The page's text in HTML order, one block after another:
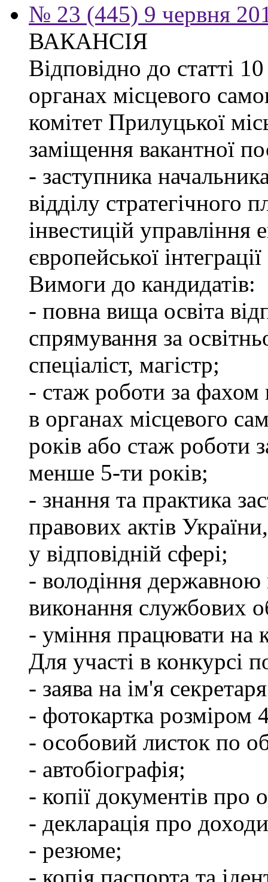
№ 23 (445) 9 червня
ВАКАНСІЯ
Відповідно до статті
органах місцевого
комітет Прилуцької
заміщення вакантної
- заступника
відділу стратегічного
інвестицій управління
європейської
Вимоги до кандидатів:
- повна вища освіта
спрямування за
спеціаліст, магістр;
- стаж роботи за фахом
в органах місцевого
років або стаж роботи
менше 5-ти років;
- знання та практика
правових актів
у відповідній сфері;
- володіння державною
виконання службових
- уміння працювати на
Для участі в конкурсі
- заява на ім'я
- фотокартка розміром
- особовий листок по
- автобіографія;
- копії документів про
- декларація про
- резюме;
- копія паспорта та